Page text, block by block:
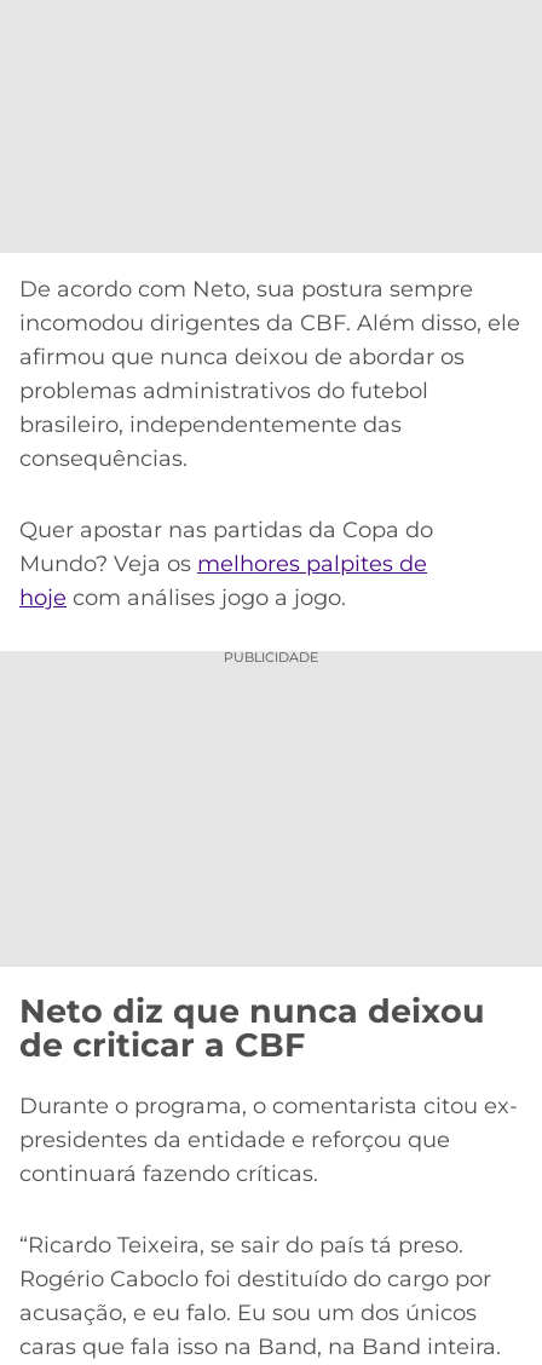
De acordo com Neto, sua postura sempre
incomodou dirigentes da CBF. Além disso, ele
afirmou que nunca deixou de abordar os
problemas administrativos do futebol
brasileiro, independentemente das
consequências.
Quer apostar nas partidas da Copa do
Mundo? Veja os melhores palpites de
hoje com análises jogo a jogo.
PUBLICIDADE
Neto diz que nunca deixou
de criticar a CBF
Durante o programa, o comentarista citou ex-
presidentes da entidade e reforçou que
continuará fazendo críticas.
“Ricardo Teixeira, se sair do país tá preso.
Rogério Caboclo foi destituído do cargo por
acusação, e eu falo. Eu sou um dos únicos
caras que fala isso na Band, na Band inteira.